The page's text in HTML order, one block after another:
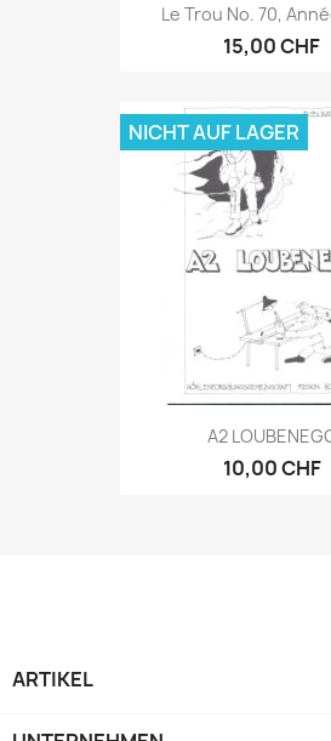
Le Trou No. 70,
15,00 CHF
A2
10,00 CHF
NICHT AUF LAGER
ARTIKEL